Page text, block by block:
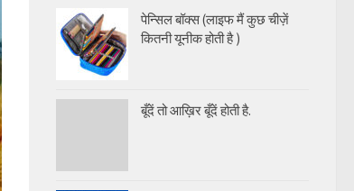
पेन्सिल बॉक्स (लाइफ मैं कुछ चीज़ें
कितनी यूनीक होती है )
बूँदें तो आख़िर बूँदें होती है.